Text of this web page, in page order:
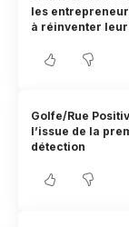
les
à réinventer
Golfe/Rue
l’issue de la
détection